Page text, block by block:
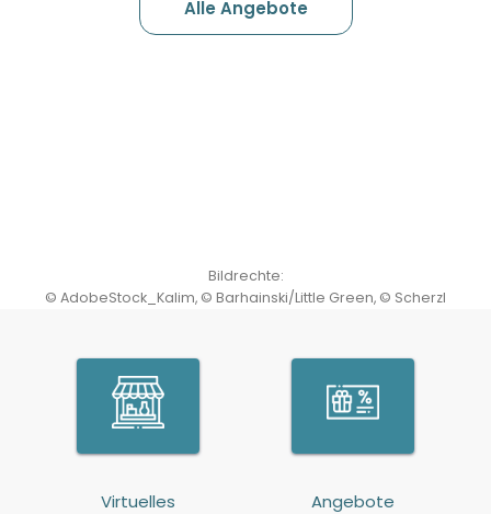
Alle Angebote
Bildrechte:
© AdobeStock_Kalim, © Barhainski/Little Green, © Scherzl
Virtuelles
Angebote